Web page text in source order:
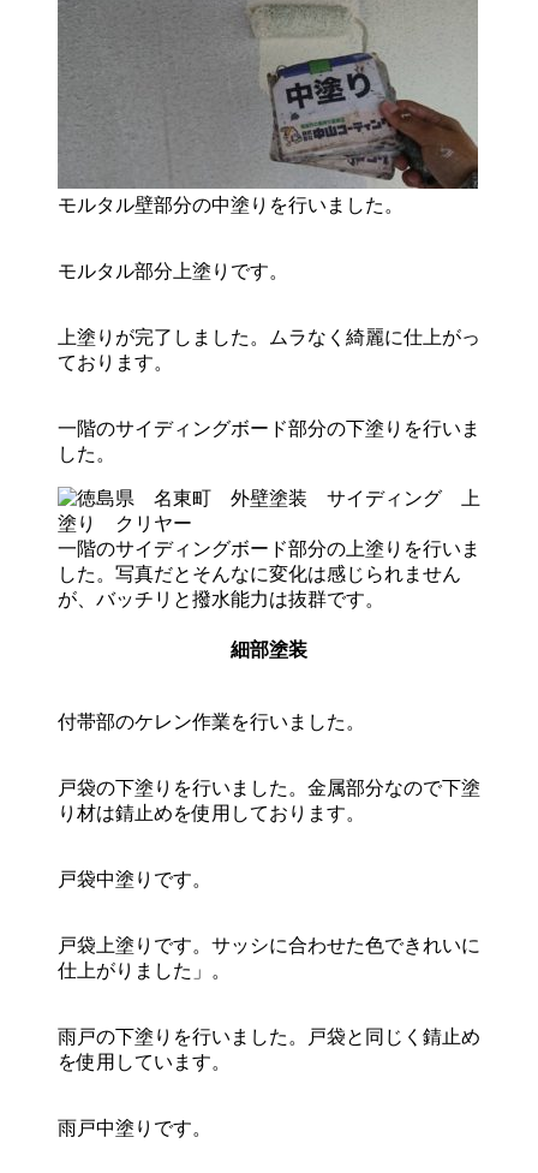
モルタル壁部分の中塗りを行いました。
モルタル部分上塗りです。
上塗りが完了しました。ムラなく綺麗に仕上がっ
ております。
一階のサイディングボード部分の下塗りを行いま
した。
一階のサイディングボード部分の上塗りを行いま
した。写真だとそんなに変化は感じられません
が、バッチリと撥水能力は抜群です。
細部塗装
付帯部のケレン作業を行いました。
戸袋の下塗りを行いました。金属部分なので下塗
り材は錆止めを使用しております。
戸袋中塗りです。
戸袋上塗りです。サッシに合わせた色できれいに
仕上がりました」。
雨戸の下塗りを行いました。戸袋と同じく錆止め
を使用しています。
雨戸中塗りです。